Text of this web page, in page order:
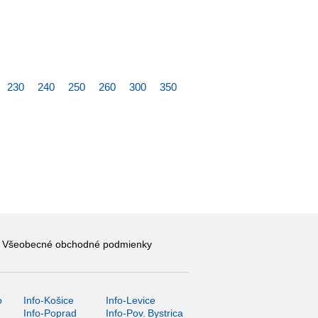
230 240 250 260 300 350
Všeobecné obchodné podmienky
Info-Košice
Info-Levice
Info-Poprad Info-Pov. Bystrica